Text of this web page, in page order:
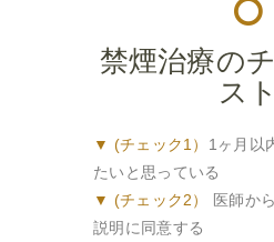
禁煙治療の
スト
▼ (チェック1） 1ヶ月以
たいと思っている
▼ (チェック2）
医師か
説明に同意する